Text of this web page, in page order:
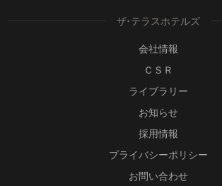
ザ･テラスホテルズ
会社情報
ＣＳＲ
ライブラリー
お知らせ
採用情報
プライバシーポリシー
お問い合わせ